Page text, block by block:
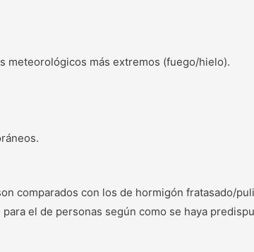
meteorológicos más extremos (fuego/hielo).
comparados con los de hormigón fratasado/
el de personas según como se haya